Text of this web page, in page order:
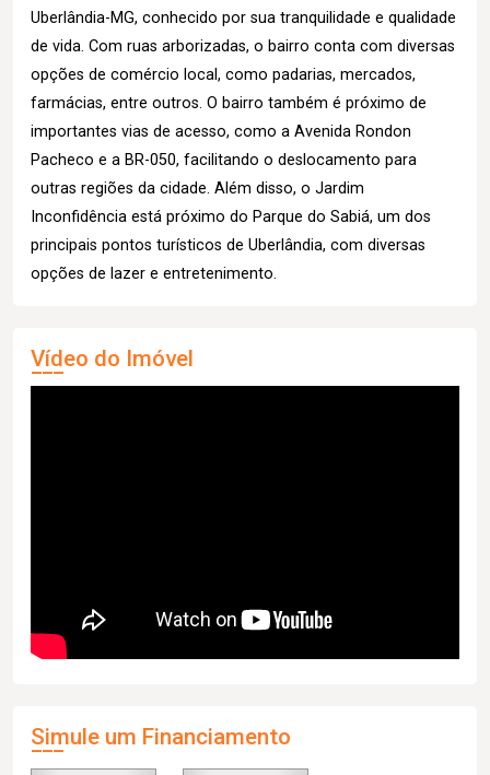
Uberlândia-MG, conhecido por sua tranquilidade e qualidade
de vida. Com ruas arborizadas, o bairro conta com diversas
opções de comércio local, como padarias, mercados,
farmácias, entre outros. O bairro também é próximo de
importantes vias de acesso, como a Avenida Rondon
Pacheco e a BR-050, facilitando o deslocamento para
outras regiões da cidade. Além disso, o Jardim
Inconfidência está próximo do Parque do Sabiá, um dos
principais pontos turísticos de Uberlândia, com diversas
opções de lazer e entretenimento.
Vídeo do Imóvel
Simule um Financiamento